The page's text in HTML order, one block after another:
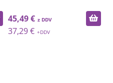
45,49 €
37,29 €